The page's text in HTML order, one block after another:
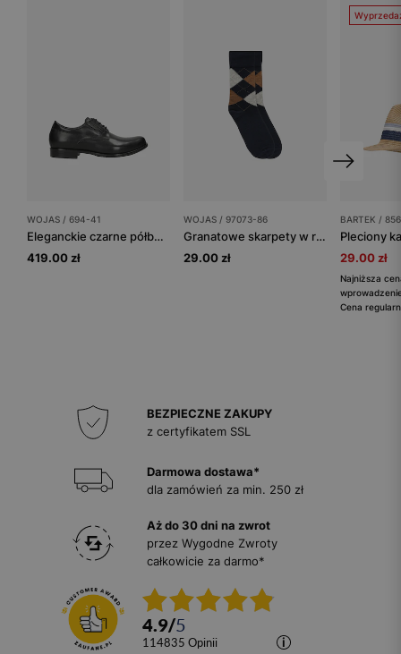
WOJAS / 694-41
Eleganckie czarne półbuty mundurowe ze skóry pull up
419.00 zł
WOJAS / 97073-86
Granatowe skarpety w romby
29.00 zł
BARTEK /
29.00 zł
Najniższa
Cena
BEZPIECZNE ZAKUPY
z certyfikatem SSL
Darmowa dostawa*
dla zamówień za min. 250 zł
Aż do 30 dni na zwrot
przez Wygodne Zwroty
całkowicie za darmo*
4.9/5
114835 opinii